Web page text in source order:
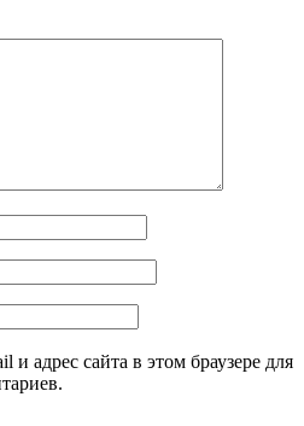
и адрес сайта в этом браузере для